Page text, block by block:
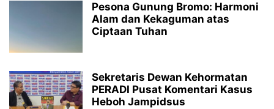
Pesona Gunung Bromo: Harmoni
Alam dan Kekaguman atas
Ciptaan Tuhan
Sekretaris Dewan Kehormatan
PERADI Pusat Komentari Kasus
Heboh Jampidsus